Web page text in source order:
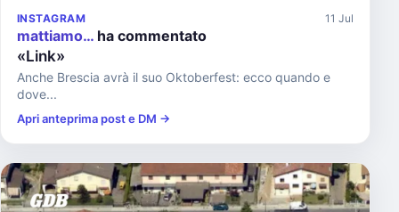
INSTAGRAM 11 Jul
mattiamo… ha commentato
«Link»
Anche Brescia avrà il suo Oktoberfest: ecco quando e
dove...
Apri anteprima post e DM →